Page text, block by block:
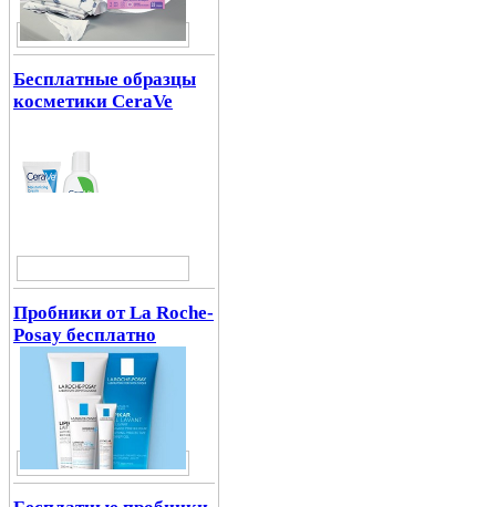
Бесплатные образцы
косметики CeraVe
Пробники от La Roche-
Posay бесплатно